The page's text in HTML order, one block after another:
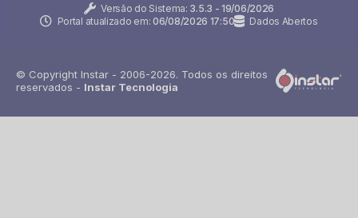
Versão do Sistema: 3.5.3 - 19/06/2026
Portal atualizado em:06/08/2026 17:50 Dados Abertos
© Copyright Instar - 2006-2026. Todos os direitos
reservados - Instar Tecnologia